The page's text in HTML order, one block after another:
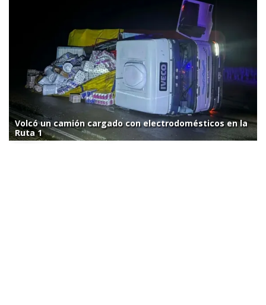
Volcó un camión cargado con electrodomésticos en la
Ruta 1